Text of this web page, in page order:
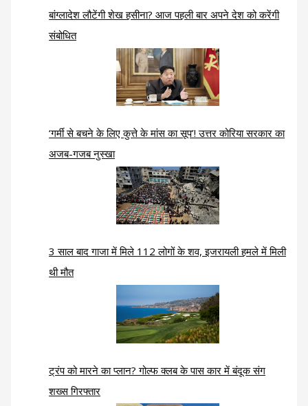
बांग्लादेश लौटेंगी शेख हसीना? आज पहली बार अपने देश को करेंगी
संबोधित
‘गर्मी से बचने के लिए कुत्ते के मांस का सूप’! उत्तर कोरिया सरकार का
अजब-गजब नुस्खा
3 साल बाद गाजा में मिले 112 लोगों के शव, इजरायली हमले में मिली
थी मौत
ट्रंप को मारने का प्लान? गोल्फ क्लब के पास कार में बंदूक संग
शख्स गिरफ्तार